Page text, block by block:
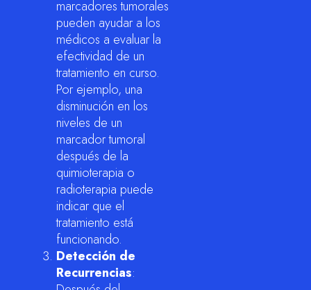
marcadores tumorales
pueden ayudar a los
médicos a evaluar la
efectividad de un
tratamiento en curso.
Por ejemplo, una
disminución en los
niveles de un
marcador tumoral
después de la
quimioterapia o
radioterapia puede
indicar que el
tratamiento está
funcionando.
Detección de
Recurrencias: